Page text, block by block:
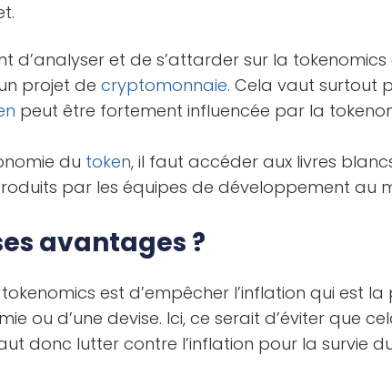
d’analyser et de s’attarder sur la
projet decryptomonnaie. Cela vaut surtout
peut être fortement influencée par la
du token, il faut accéder aux livres
par les équipes de développement au
avantages ?
est d’empêcher l’inflation qui est
ou d’une devise. Ici, ce serait d’éviter que
donc lutter contre l’inflation pour la survie